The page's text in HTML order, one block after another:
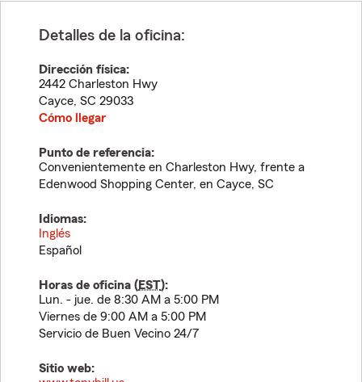
Detalles de la oficina:
Dirección física:
2442 Charleston Hwy
Cayce, SC 29033
Cómo llegar
Punto de referencia:
Convenientemente en Charleston Hwy, frente a
Edenwood Shopping Center, en Cayce, SC
Idiomas:
Inglés
Español
Horas de oficina (EST):
Lun. - jue. de 8:30 AM a 5:00 PM
Viernes de 9:00 AM a 5:00 PM
Servicio de Buen Vecino 24/7
Sitio web: